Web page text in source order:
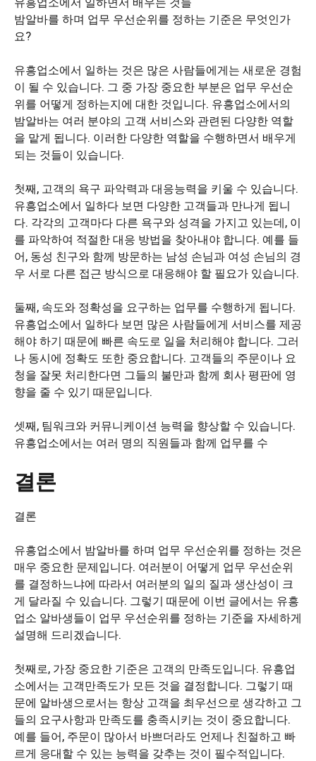
밤알바를 하며 업무 우선순위를 정하는 기준은 무엇인가
요?
유흥업소에서 일하는 것은 많은 사람들에게는 새로운 경험
이 될 수 있습니다. 그 중 가장 중요한 부분은 업무 우선순
위를 어떻게 정하는지에 대한 것입니다. 유흥업소에서의
밤알바는 여러 분야의 고객 서비스와 관련된 다양한 역할
을 맡게 됩니다. 이러한 다양한 역할을 수행하면서 배우게
되는 것들이 있습니다.
첫째, 고객의 욕구 파악력과 대응능력을 키울 수 있습니다.
유흥업소에서 일하다 보면 다양한 고객들과 만나게 됩니
다. 각각의 고객마다 다른 욕구와 성격을 가지고 있는데, 이
를 파악하여 적절한 대응 방법을 찾아내야 합니다. 예를 들
어, 동성 친구와 함께 방문하는 남성 손님과 여성 손님의 경
우 서로 다른 접근 방식으로 대응해야 할 필요가 있습니다.
둘째, 속도와 정확성을 요구하는 업무를 수행하게 됩니다.
유흥업소에서 일하다 보면 많은 사람들에게 서비스를 제공
해야 하기 때문에 빠른 속도로 일을 처리해야 합니다. 그러
나 동시에 정확도 또한 중요합니다. 고객들의 주문이나 요
청을 잘못 처리한다면 그들의 불만과 함께 회사 평판에 영
향을 줄 수 있기 때문입니다.
셋째, 팀워크와 커뮤니케이션 능력을 향상할 수 있습니다.
유흥업소에서는 여러 명의 직원들과 함께 업무를 수
결론
결론
유흥업소에서 밤알바를 하며 업무 우선순위를 정하는 것은
매우 중요한 문제입니다. 여러분이 어떻게 업무 우선순위
를 결정하느냐에 따라서 여러분의 일의 질과 생산성이 크
게 달라질 수 있습니다. 그렇기 때문에 이번 글에서는 유흥
업소 알바생들이 업무 우선순위를 정하는 기준을 자세하게
설명해 드리겠습니다.
첫째로, 가장 중요한 기준은 고객의 만족도입니다. 유흥업
소에서는 고객만족도가 모든 것을 결정합니다. 그렇기 때
문에 알바생으로서는 항상 고객을 최우선으로 생각하고 그
들의 요구사항과 만족도를 충족시키는 것이 중요합니다.
예를 들어, 주문이 많아서 바쁘더라도 언제나 친절하고 빠
르게 응대할 수 있는 능력을 갖추는 것이 필수적입니다.